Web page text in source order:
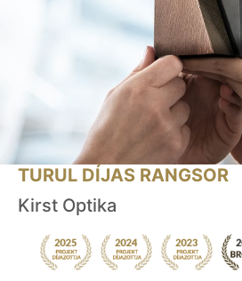
TURUL DÍJAS RANGSOR
Kirst Optika